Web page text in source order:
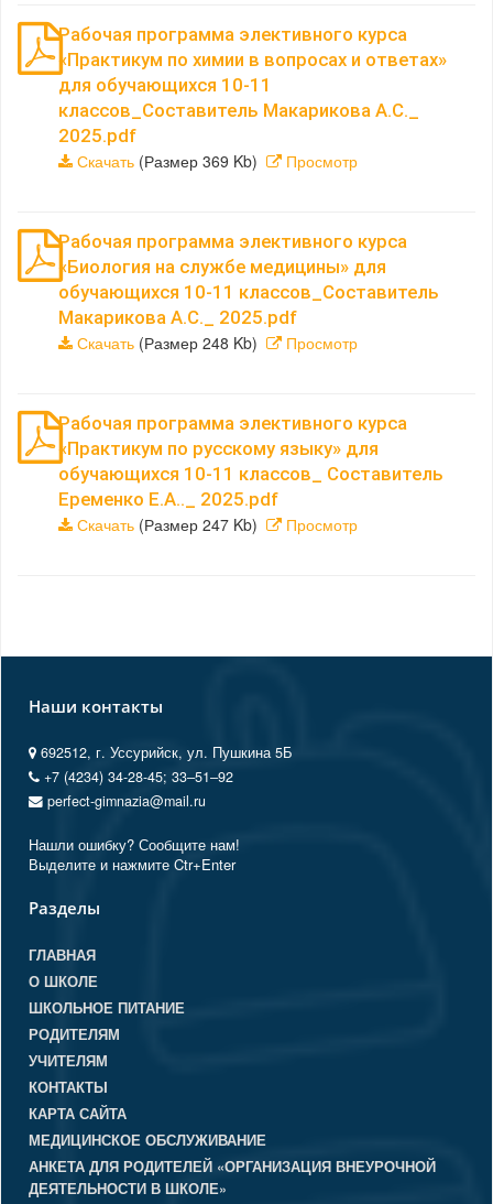
Рабочая программа элективного курса
«Практикум по химии в вопросах и ответах»
для обучающихся 10-11
классов_Составитель Макарикова А.С._
2025.pdf
Скачать (Размер 369 Kb) Просмотр
Рабочая программа элективного курса
«Биология на службе медицины» для
обучающихся 10-11 классов_Составитель
Макарикова А.С._ 2025.pdf
Скачать (Размер 248 Kb) Просмотр
Рабочая программа элективного курса
«Практикум по русскому языку» для
обучающихся 10-11 классов_ Составитель
Еременко Е.А.._ 2025.pdf
Скачать (Размер 247 Kb) Просмотр
Наши контакты
692512, г. Уссурийск, ул. Пушкина 5Б
+7 (4234) 34-28-45; 33‒51‒92
perfect-gimnazia@mail.ru
Нашли ошибку? Сообщите нам!
Выделите и нажмите Ctr+Enter
Разделы
ГЛАВНАЯ
О ШКОЛЕ
ШКОЛЬНОЕ ПИТАНИЕ
РОДИТЕЛЯМ
УЧИТЕЛЯМ
КОНТАКТЫ
КАРТА САЙТА
МЕДИЦИНСКОЕ ОБСЛУЖИВАНИЕ
АНКЕТА ДЛЯ РОДИТЕЛЕЙ «ОРГАНИЗАЦИЯ ВНЕУРОЧНОЙ
ДЕЯТЕЛЬНОСТИ В ШКОЛЕ»